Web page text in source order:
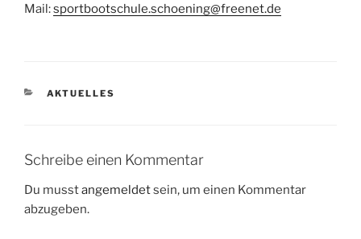
Mail:sportbootschule.schoening@freenet.de
KATEGORIEN
AKTUELLES
Schreibe einen Kommentar
Du musstangemeldetsein, um einen Kommentar
abzugeben.